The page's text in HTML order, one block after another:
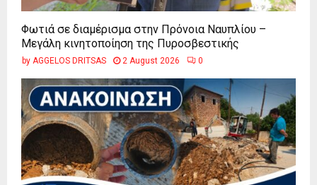
Φωτιά σε διαμέρισμα στην Πρόνοια Ναυπλίου –
Μεγάλη κινητοποίηση της Πυροσβεστικής
by AGGELOS DRITSAS 2 August 2026 0